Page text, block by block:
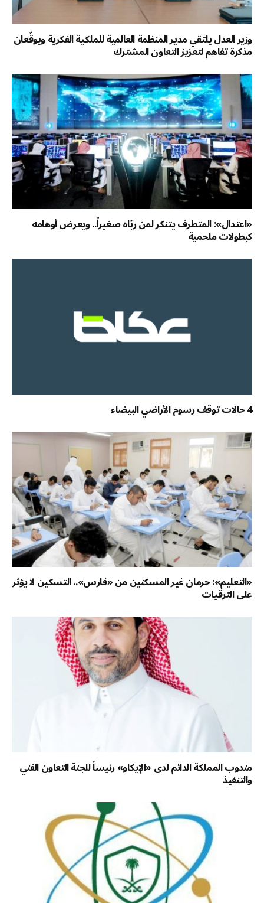
وزير العدل يلتقي مدير المنظمة العالمية للملكية الفكرية ويوقّعان
مذكرة تفاهم لتعزيز التعاون المشترك
«اعتدال»: المتطرف يتنكر لمن ربّاه صغيراً.. ويعرض أوهامه
كبطولات ملحمية
4 حالات توقف رسوم الأراضي البيضاء
«التعليم»: حرمان غير المسكنين من «فارس».. التسكين لا يؤثر
على الترقيات
مندوب المملكة الدائم لدى «الإيكاو» رئيساً للجنة التعاون الفني
والتنفيذ